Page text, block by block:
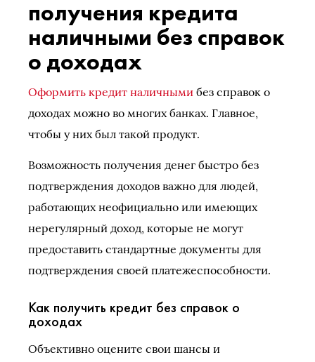
получения кредита
наличными без справок
о доходах
Оформить кредит наличными без справок о
доходах можно во многих банках. Главное,
чтобы у них был такой продукт.
Возможность получения денег быстро без
подтверждения доходов важно для людей,
работающих неофициально или имеющих
нерегулярный доход, которые не могут
предоставить стандартные документы для
подтверждения своей платежеспособности.
Как получить кредит без справок о
доходах
Объективно оцените свои шансы и